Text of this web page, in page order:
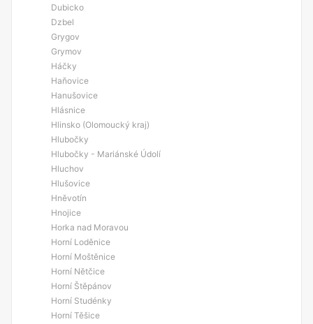
Dubicko
Dzbel
Grygov
Grymov
Háčky
Haňovice
Hanušovice
Hlásnice
Hlinsko (Olomoucký kraj)
Hlubočky
Hlubočky - Mariánské Údolí
Hluchov
Hlušovice
Hněvotín
Hnojice
Horka nad Moravou
Horní Loděnice
Horní Moštěnice
Horní Nětčice
Horní Štěpánov
Horní Studénky
Horní Těšice